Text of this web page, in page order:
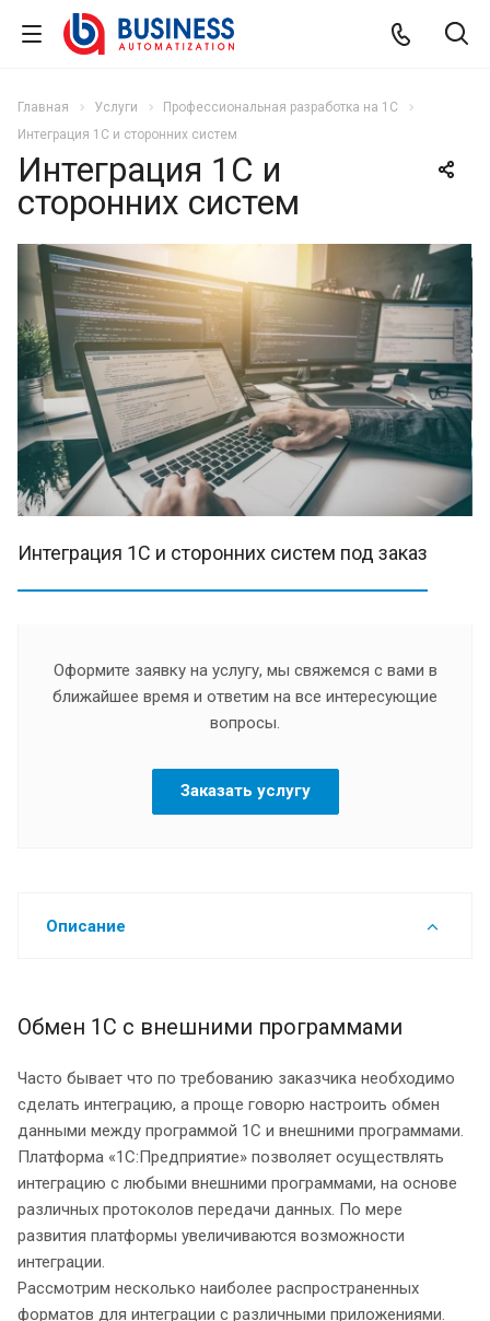
Главная Услуги
Профессиональная разработка на 1С
Интеграция 1С и сторонних систем
Интеграция 1С и
сторонних систем
Интеграция 1С и сторонних систем под заказ
Оформите заявку на услугу, мы свяжемся с вами в
ближайшее время и ответим на все интересующие
вопросы.
Заказать услугу
Описание
Обмен 1С с внешними программами
Часто бывает что по требованию заказчика необходимо
сделать интеграцию, а проще говорю настроить обмен
данными между программой 1С и внешними программами.
Платформа «1С:Предприятие» позволяет осуществлять
интеграцию с любыми внешними программами, на основе
различных протоколов передачи данных. По мере
развития платформы увеличиваются возможности
интеграции.
Рассмотрим несколько наиболее распространенных
форматов для интеграции с различными приложениями.